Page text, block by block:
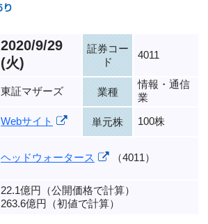
2020/9/29
(火)
証券コー
ド
4011
東証マザーズ 業種
情報・通信
業
Webサイト 単元株 100株
ヘッドウォータース （4011）
22.1億円（公開価格で計算）
263.6億円（初値で計算）